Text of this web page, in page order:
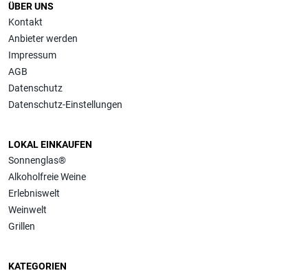
ÜBER UNS
Kontakt
Anbieter werden
Impressum
AGB
Datenschutz
Datenschutz-Einstellungen
LOKAL EINKAUFEN
Sonnenglas®
Alkoholfreie Weine
Erlebniswelt
Weinwelt
Grillen
KATEGORIEN